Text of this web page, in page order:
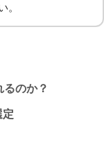
。
るのか？
定